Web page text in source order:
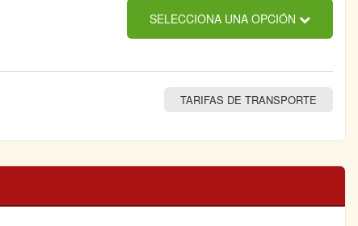
SELECCIONA UNA OPCIÓN
TARIFAS DE TRANSPORTE